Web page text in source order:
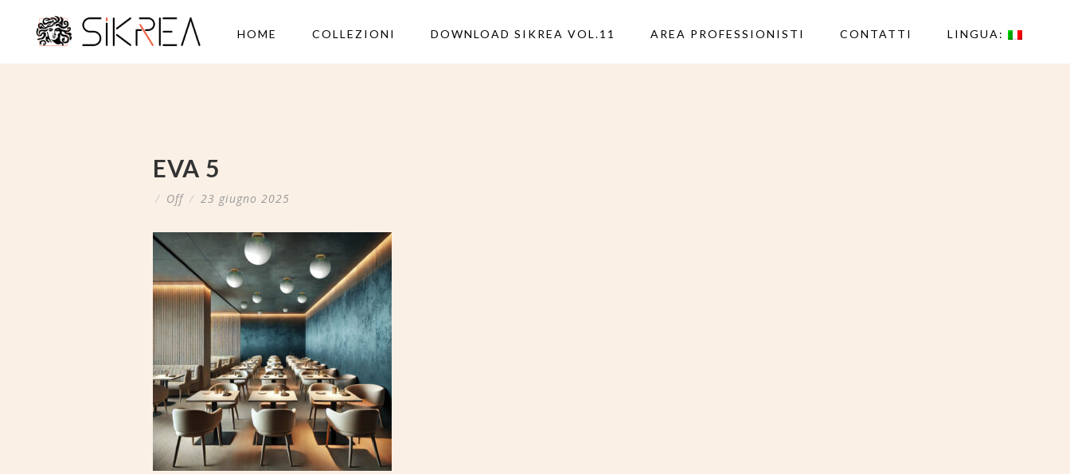
HOME COLLEZIONI DOWNLOAD SIKREA VOL.11 AREA PROFESSIONISTI CONTATTI LINGUA:
EVA 5
/ Off / 23 giugno 2025